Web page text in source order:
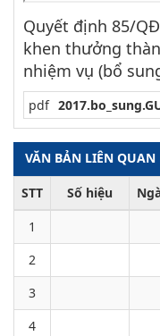
Quyết định 85/
khen thưởng
nhiệm vụ (bổ
pdf
VĂN BẢN LIÊN QUAN
STT Số hiệu
1
2
3
4